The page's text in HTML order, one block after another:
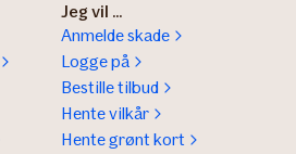
Jeg vil ...
Anmelde skade
Logge på
Bestille tilbud
Hente vilkår
Hente grønt kort